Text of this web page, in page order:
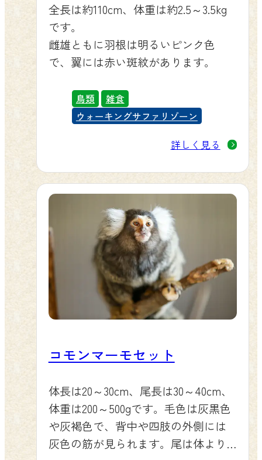
全長は約110cm、体重は約2.5～3.5kg
です。
雌雄ともに羽根は明るいピンク色
で、翼には赤い斑紋があります。
鳥類
雑食
ウォーキングサファリゾーン
詳しく見る
コモンマーモセット
体長は20～30cm、尾長は30～40cm、
体重は200～500gです。毛色は灰黒色
や灰褐色で、背中や四肢の外側には
灰色の筋が見られます。尾は体より